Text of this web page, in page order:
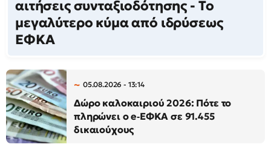
αιτήσεις συνταξιοδότησης - Το
μεγαλύτερο κύμα από ιδρύσεως
ΕΦΚΑ
05.08.2026 - 13:14
Δώρο καλοκαιριού 2026: Πότε το
πληρώνει ο e‑ΕΦΚΑ σε 91.455
δικαιούχους